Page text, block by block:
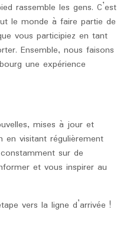
rassemble les gens. C’est
le monde à faire partie de
vous participiez en tant
Ensemble, nous faisons
une expérience
mises à jour et
en visitant régulièrement
sur de
et vous inspirer au
vers la ligne d’arrivée !